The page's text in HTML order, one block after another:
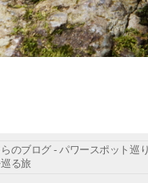
のブログ - パワースポット巡
る旅